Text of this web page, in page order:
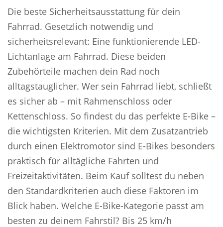
Die beste Sicherheitsausstattung für dein
Fahrrad. Gesetzlich notwendig und
sicherheitsrelevant: Eine funktionierende LED-
Lichtanlage am Fahrrad. Diese beiden
Zubehörteile machen dein Rad noch
alltagstauglicher. Wer sein Fahrrad liebt, schließt
es sicher ab – mit Rahmenschloss oder
Kettenschloss. So findest du das perfekte E-Bike –
die wichtigsten Kriterien. Mit dem Zusatzantrieb
durch einen Elektromotor sind E-Bikes besonders
praktisch für alltägliche Fahrten und
Freizeitaktivitäten. Beim Kauf solltest du neben
den Standardkriterien auch diese Faktoren im
Blick haben. Welche E-Bike-Kategorie passt am
besten zu deinem Fahrstil? Bis 25 km/h